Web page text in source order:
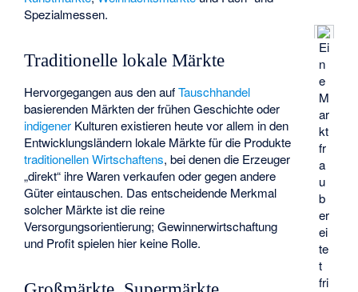
Ei
n
e
M
ar
kt
fr
a
u
b
er
ei
te
t
fri
Spezialmessen.
Traditionelle lokale Märkte
Hervorgegangen aus den aufTauschhandel
basierenden Märkten der frühen Geschichte oder
indigener Kulturen existieren heute vor allem in den
Entwicklungsländern lokale Märkte für die Produkte
traditionellen Wirtschaftens, bei denen die Erzeuger
„direkt“ ihre Waren verkaufen oder gegen andere
Güter eintauschen. Das entscheidende Merkmal
solcher Märkte ist die reine
Versorgungsorientierung; Gewinnerwirtschaftung
und Profit spielen hier keine Rolle.